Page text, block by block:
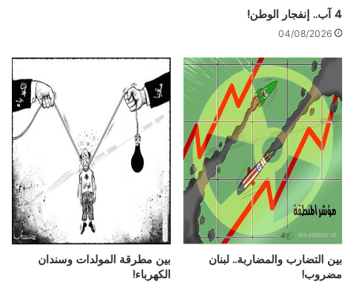
4 آب.. إنفجار الوطن!
04/08/2026
بين التضارب والمضاربة.. لبنان
مضروب!
بين مطرقة المولدات وسندان
الكهرباء!